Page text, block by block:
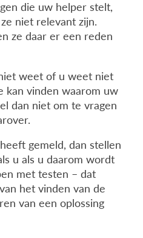
die uw helper stelt,
niet relevant zijn.
ze daar er een reden
weet of u weet niet
kan vinden waarom uw
dan niet om te vragen
gemeld, dan stellen
u als u daarom wordt
met testen – dat
het vinden van de
van een oplossing